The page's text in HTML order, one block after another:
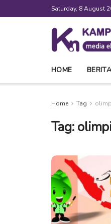
Saturday, 8 August
HOME BERITA
Home Tag
Tag: